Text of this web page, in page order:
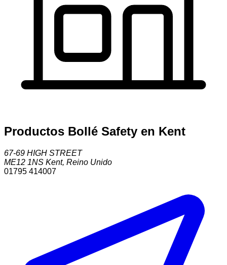
Productos Bollé Safety en Kent
67-69 HIGH STREET
ME12 1NS Kent, Reino Unido
01795 414007